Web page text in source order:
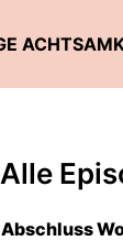
Alle
Abschluss